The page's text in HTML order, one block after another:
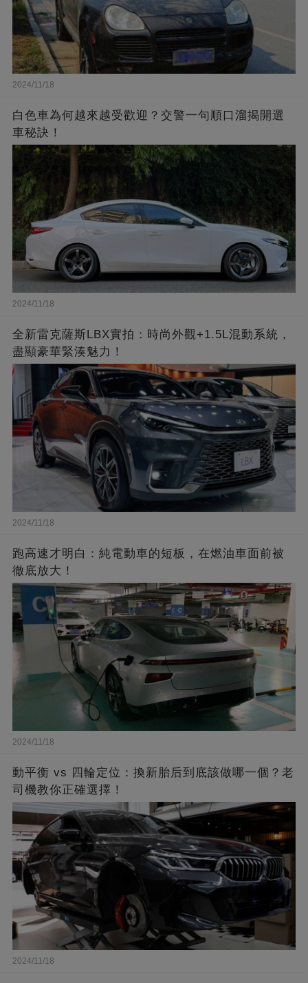
2024/11/18
白色車為何越來越受歡迎？交警一句順口溜揭開選
車秘訣！
2024/11/18
全新雷克薩斯LBX實拍：時尚外觀+1.5L混動系統，
盡顯豪華緊湊魅力！
2024/11/18
跑高速才明白：純電動車的短板，在燃油車面前被
徹底放大！
2024/11/18
動平衡 vs 四輪定位：換新胎后到底該做哪一個？老
司機教你正確選擇！
2024/11/18